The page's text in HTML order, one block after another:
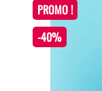
PROMO !
-40%